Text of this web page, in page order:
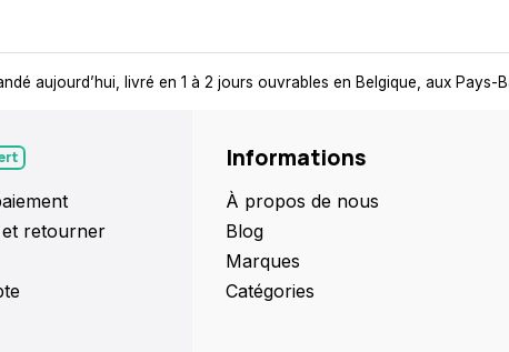
retrait près de chez vous, pour plus de flexibilité et de confort.
retourner
Informations
À propos de nous
Blog
Marques
Catégories